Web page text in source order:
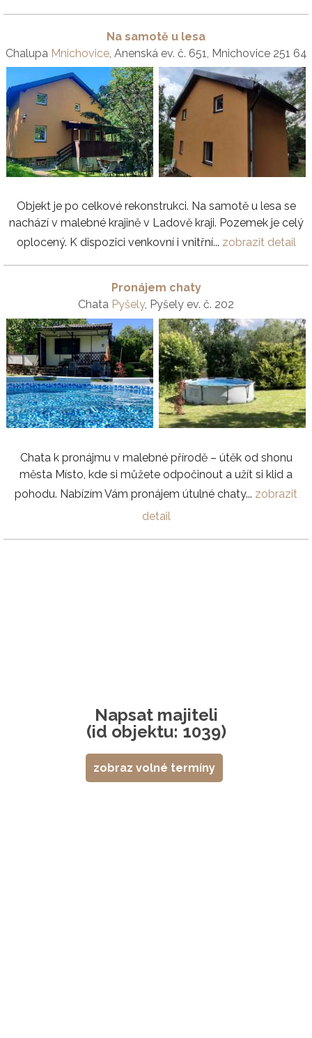
Na samotě u lesa
Chalupa Mnichovice, Anenská ev. č. 651, Mnichovice 251 64
Objekt je po celkové rekonstrukci. Na samotě u lesa se
nachází v malebné krajině v Ladově kraji. Pozemek je celý
oplocený. K dispozici venkovní i vnitřní... zobrazit detail
Pronájem chaty
Chata Pyšely, Pyšely ev. č. 202
Chata k pronájmu v malebné přírodě – útěk od shonu
města Místo, kde si můžete odpočinout a užít si klid a
pohodu. Nabízím Vám pronájem útulné chaty... zobrazit
detail
Napsat majiteli
(id objektu: 1039)
zobraz volné termíny